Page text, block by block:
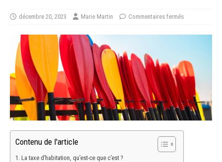
décembre 20, 2023 Marie Martin Commentaires fermés
Contenu de l'article
La taxe d’habitation, qu’est-ce que c’est ?